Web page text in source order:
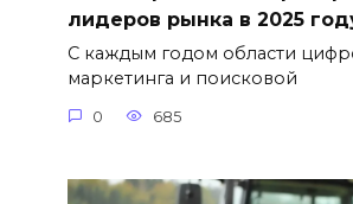
лидеров рынка в 2025
С каждым годом области
маркетинга и поисковой
0 685